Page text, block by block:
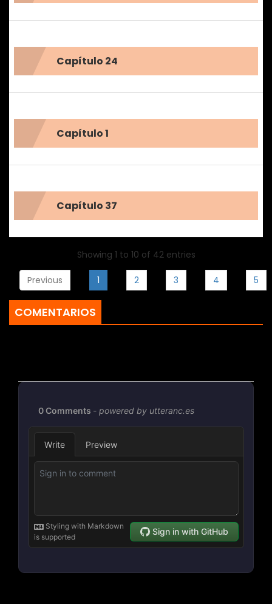
Capítulo 24
Capítulo 1
Capítulo 37
Showing 1 to 10 of 42 entries
Previous 1 2 3 4 5
COMENTARIOS